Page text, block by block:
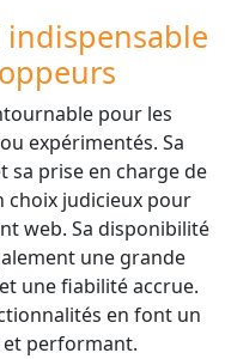
pour les
expérimentés. Sa
prise en charge de
choix judicieux pour
web. Sa disponibilité
une grande
une fiabilité accrue.
en font un
performant.